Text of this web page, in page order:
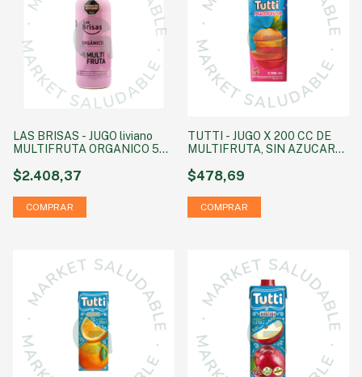
LAS BRISAS - JUGO liviano
MULTIFRUTA ORGANICO 500
$2.408,37
TUTTI - JUGO X 200 CC DE
MULTIFRUTA, SIN AZUCAR
$478,69